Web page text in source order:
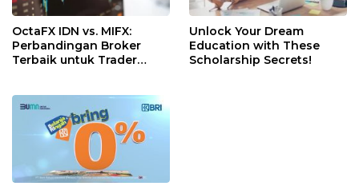
OctaFX IDN vs. MIFX:
Perbandingan Broker
Terbaik untuk Trader
Unlock Your Dream
Education with These
Scholarship Secrets!